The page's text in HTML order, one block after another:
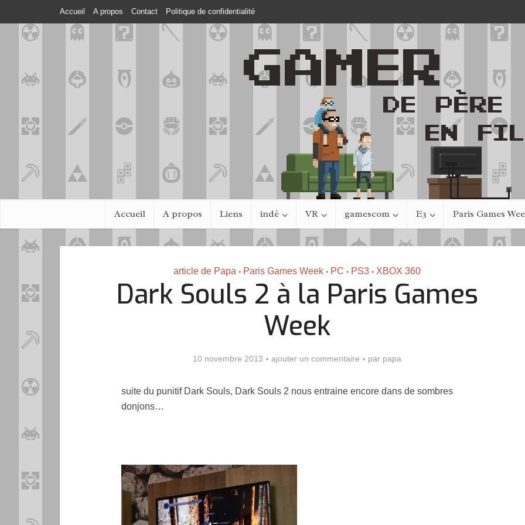
Accueil A propos Contact Politique de confidentialité
Accueil A propos Liens indé VR gamescom E3 Paris Games
article de Papa • Paris Games Week • PC • PS3 • XBOX 360
Dark Souls 2 à la Paris Games
Week
10 novembre 2013 ajouter un commentaire par papa
suite du punitif Dark Souls, Dark Souls 2 nous entraine encore dans de sombres
donjons…
Looking for Fael